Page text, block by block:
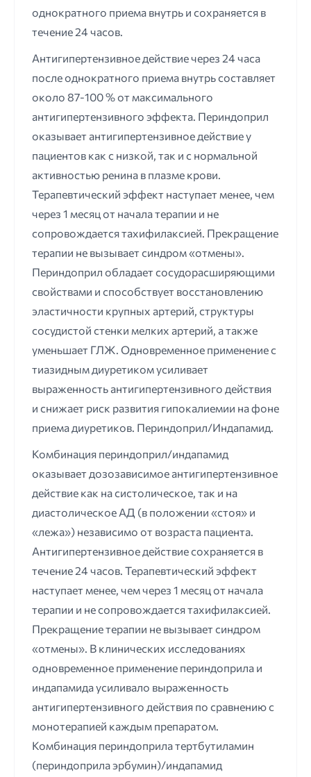
однократного приема внутрь и сохраняется в
течение 24 часов.
Антигипертензивное действие через 24 часа
после однократного приема внутрь составляет
около 87-100 % от максимального
антигипертензивного эффекта. Периндоприл
оказывает антигипертензивное действие у
пациентов как с низкой, так и с нормальной
активностью ренина в плазме крови.
Терапевтический эффект наступает менее, чем
через 1 месяц от начала терапии и не
сопровождается тахифилаксией. Прекращение
терапии не вызывает синдром «отмены».
Периндоприл обладает сосудорасширяющими
свойствами и способствует восстановлению
эластичности крупных артерий, структуры
сосудистой стенки мелких артерий, а также
уменьшает ГЛЖ. Одновременное применение с
тиазидным диуретиком усиливает
выраженность антигипертензивного действия
и снижает риск развития гипокалиемии на фоне
приема диуретиков. Периндоприл/Индапамид.
Комбинация периндоприл/индапамид
оказывает дозозависимое антигипертензивное
действие как на систолическое, так и на
диастолическое АД (в положении «стоя» и
«лежа») независимо от возраста пациента.
Антигипертензивное действие сохраняется в
течение 24 часов. Терапевтический эффект
наступает менее, чем через 1 месяц от начала
терапии и не сопровождается тахифилаксией.
Прекращение терапии не вызывает синдром
«отмены». В клинических исследованиях
одновременное применение периндоприла и
индапамида усиливало выраженность
антигипертензивного действия по сравнению с
монотерапией каждым препаратом.
Комбинация периндоприла тертбутиламин
(периндоприла эрбумин)/индапамид